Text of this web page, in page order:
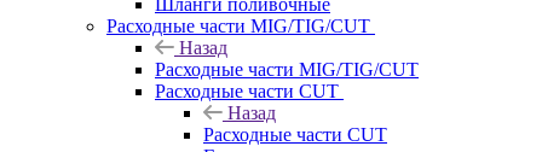
Шланги поливочные
Расходные части MIG/TIG/CUT
Назад
Расходные части MIG/TIG/CUT
Расходные части CUT
Назад
Расходные части CUT